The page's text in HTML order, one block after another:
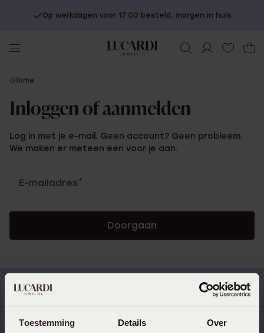
Toestemming Details Over
Op werkdagen voor 17:00 besteld, morgen in huis
You
here:
Home
Inloggen of aanmelden
Log in met je e-mail. Geen account? Geen probleem.
We maken er meteen een voor je aan.
Inloggen
E-mailadres*
Doorgaan
besteld, morgen in huis